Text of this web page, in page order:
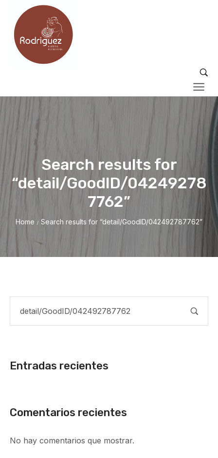
Search results for
“detail/GoodID/04249278
7762”
Home / Search results for “detail/GoodID/042492787762”
Entradas recientes
Comentarios recientes
No hay comentarios que mostrar.